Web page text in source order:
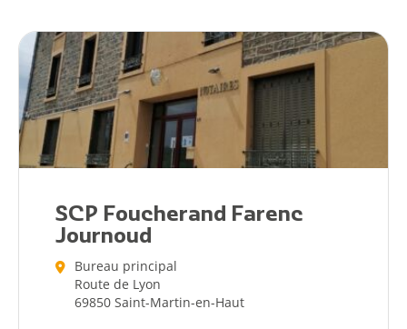
SCP Foucherand Farenc
Journoud
Bureau principal
Route de Lyon
69850 Saint-Martin-en-Haut
Citoyen